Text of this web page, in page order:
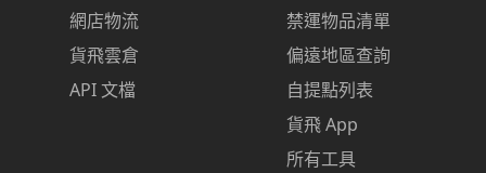
網店物流
貨飛雲倉
API 文檔
禁運物品清單
偏遠地區查詢
自提點列表
貨飛 App
所有工具